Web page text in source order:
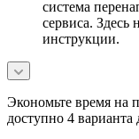
система
сервиса. Здесь
инструкции.
Экономьте время на
доступно 4 варианта